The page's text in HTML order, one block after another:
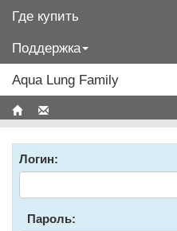
Где купить
Поддержка
Aqua Lung Family
Логин:
Пароль: